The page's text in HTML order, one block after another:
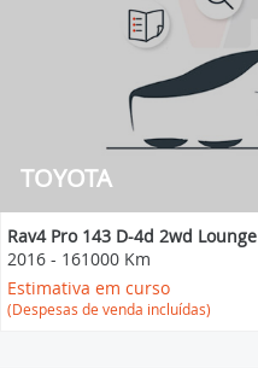
TOYOTA
Rav4 Pro 143 D-4d 2wd Lounge
2016 - 161000 Km
Estimativa em curso
(Despesas de venda incluídas)